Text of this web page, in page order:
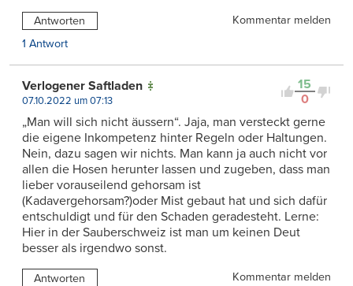
Antworten
Kommentar melden
1 Antwort
15
0
Verlogener Saftladen
07.10.2022 um 07:13
„Man will sich nicht äussern“. Jaja, man versteckt gerne
die eigene Inkompetenz hinter Regeln oder Haltungen.
Nein, dazu sagen wir nichts. Man kann ja auch nicht vor
allen die Hosen herunter lassen und zugeben, dass man
lieber vorauseilend gehorsam ist
(Kadavergehorsam?)oder Mist gebaut hat und sich dafür
entschuldigt und für den Schaden geradesteht. Lerne:
Hier in der Sauberschweiz ist man um keinen Deut
besser als irgendwo sonst.
Antworten Kommentar melden